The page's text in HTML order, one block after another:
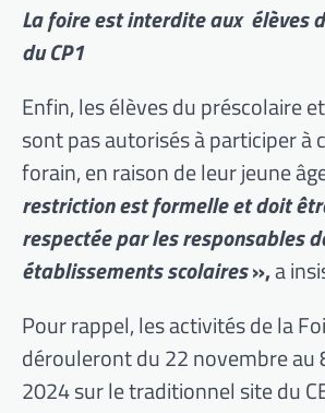
La foire est interdite aux élèves
du CP1
Enfin, les élèves du préscolaire
sont pas autorisés à participer à
forain, en raison de leur jeune
restriction est formelle et doit
respectée par les responsables
établissements scolaires»,a
Pour rappel, les activités de la
dérouleront du 22 novembre au
2024 sur le traditionnel site du